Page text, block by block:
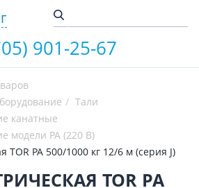
901-25-67
Тали
канатные
модели РА (220 В)
TOR PA 500/1000 кг 12/6 м (серия J)
TOR PA